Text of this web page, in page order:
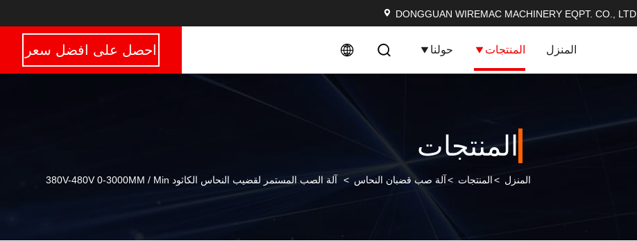
DONGGUAN WIREMAC MACHINERY EQPT. CO., LTD.
المنزل المنتجات حولنا احصل على افضل سعر
المنتجات
المنزل >المنتجات >آلة صب قضبان النحاس > آلة الصب المستمر لقضيب النحاس الكاثود 380V-480V 0-3000MM / Min